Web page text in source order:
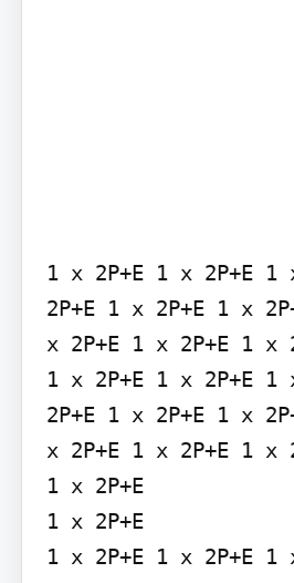
1 x 2P+E 1 x 2P+E 1
2P+E 1 x 2P+E 1 x
x 2P+E 1 x 2P+E 1 x
1 x 2P+E 1 x 2P+E 1
2P+E 1 x 2P+E 1 x
x 2P+E 1 x 2P+E 1 x
1 x 2P+E
1 x 2P+E
1 x 2P+E 1 x 2P+E 1